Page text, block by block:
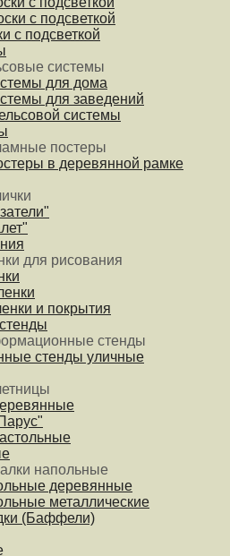
с подсветкой
с подсветкой
системы
для дома
для заведений
системы
постеры
в деревянной рамке
для рисования
и покрытия
стенды
стенды уличные
напольные
деревянные
металлические
(Баффели)